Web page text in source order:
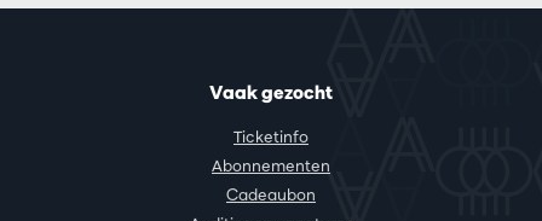
Vaak gezocht
Ticketinfo
Abonnementen
Cadeaubon